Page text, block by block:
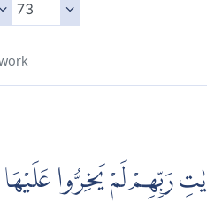
رَبِّهِمْ لَمْ يَخِرُّوا